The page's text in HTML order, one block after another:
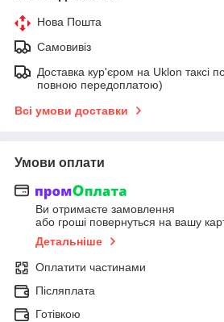
Нова Пошта
Самовивіз
Доставка кур'єром на Uklon таксі
повною передоплатою)
Всі умови доставки
Умови оплати
Ви отримаєте замовлення
або гроші повернуться на вашу
Детальніше
Оплатити частинами
Післяплата
Готівкою